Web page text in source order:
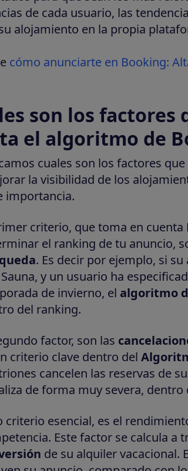
de cada usuario, las
alojamiento en la propia
cómo anunciarte en Booking:
son los factores
el algoritmo de
cuales son los factores
la visibilidad de los
importancia.
criterio, que toma en cuenta
el ranking de tu anuncio,
. Es decir por ejemplo, si
y un usuario ha
de invierno, el algoritmo
del ranking.
factor, son las
criterio clave dentro del
cancelen las reservas de
de forma muy severa, dentro
criterio esencial, es el
Este factor se calcula a
de su alquiler vacacional.